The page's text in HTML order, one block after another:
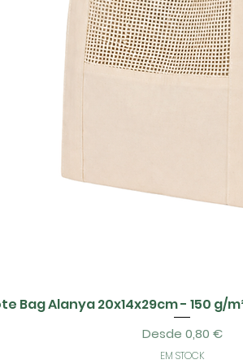
Bag Alanya 20x14x29cm - 150 g/
Desde 0,80 €
Precio de oferta
EM STOCK